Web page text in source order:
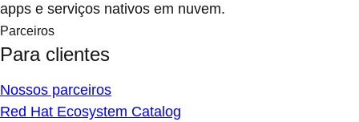
apps e serviços nativos em nuvem.
Parceiros
Para clientes
Nossos parceiros
Red Hat Ecosystem Catalog